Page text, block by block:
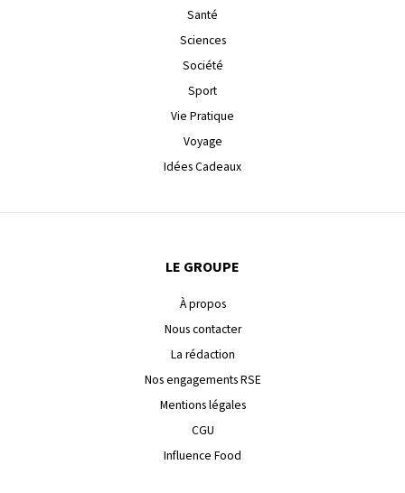
Santé
Sciences
Société
Sport
Vie Pratique
Voyage
Idées Cadeaux
LE GROUPE
À propos
Nous contacter
La rédaction
Nos engagements RSE
Mentions légales
CGU
Influence Food